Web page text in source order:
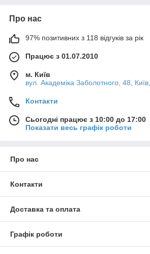
Про нас
97% позитивних з 118 відгуків за рік
Працює з 01.07.2010
м. Київ
вул. Академіка Заболотного, 48,
Контакти
Сьогодні працює з 10:00 до 17:00
Показати весь графік роботи
Про нас
Контакти
Доставка та оплата
Графік роботи